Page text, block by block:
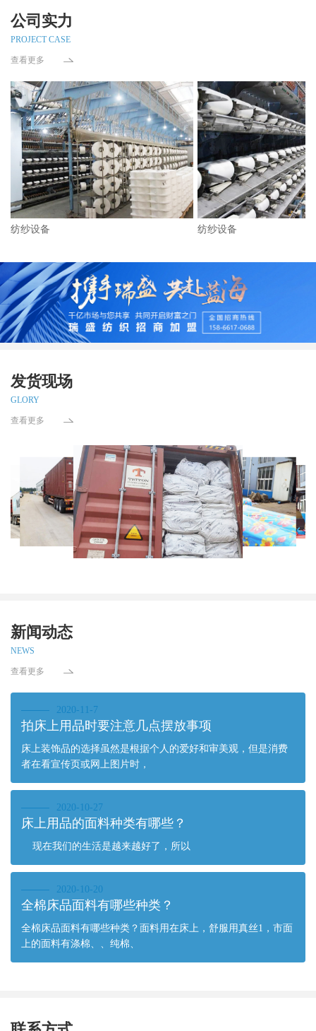
公司实力
PROJECT CASE
查看更多
纺纱设备 纺纱设备
发货现场
GLORY
查看更多
新闻动态
NEWS
查看更多
2020-11-7
拍床上用品时要注意几点摆放事项
床上装饰品的选择虽然是根据个人的爱好和审美观，但是消费
者在看宣传页或网上图片时，
2020-10-27
床上用品的面料种类有哪些？
现在我们的生活是越来越好了，所以
2020-10-20
全棉床品面料有哪些种类？
全棉床品面料有哪些种类？面料用在床上，舒服用真丝1，市面
上的面料有涤棉、、纯棉、